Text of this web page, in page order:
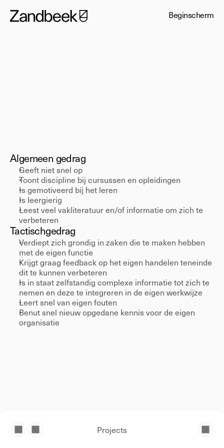
Beginscherm
Projects
Algemeen gedrag
Geeft niet snel op
Toont discipline bij cursussen en opleidingen
Is gemotiveerd bij het leren
Is leergierig
Leest veel vakliteratuur en/of informatie om zich te
verbeteren
Tactischgedrag
Verdiept zich grondig in zaken die te maken hebben
met de eigen functie
Krijgt graag feedback op het eigen handelen teneinde
dit te kunnen verbeteren
Is in staat zelfstandig complexe informatie tot zich te
nemen en deze te integreren in de eigen werkwijze
Leert snel van eigen fouten
Benut snel nieuw opgedane kennis voor de eigen
organisatie